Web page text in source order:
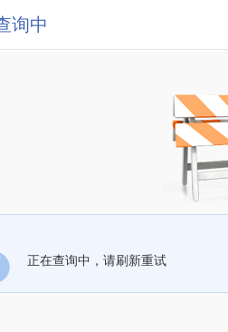
询中
正在查询中，请刷新重试